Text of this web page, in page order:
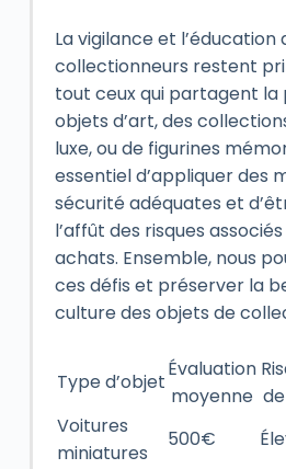
La vigilance et l’éducation
collectionneurs restent
tout ceux qui partagent la
objets d’art, des
luxe, ou de figurines
essentiel d’appliquer des
sécurité adéquates et
l’affût des risques
achats. Ensemble, nous
ces défis et préserver la
culture des objets de
Type d’objet
Évaluation
moyenne
Voitures
miniatures
500€